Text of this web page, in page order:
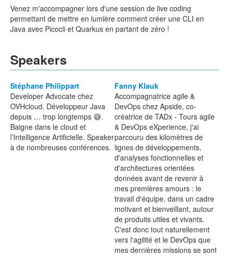
Venez m'accompagner lors d'une session de live coding
permettant de mettre en lumière comment créer une CLI en
Java avec Picocli et Quarkus en partant de zéro !
Speakers
Stéphane Philippart
Developer Advocate chez
OVHcloud. Développeur Java
depuis … trop longtemps 😅.
Baigne dans le cloud et
l’Intelligence Artificielle. Speaker
à de nombreuses conférences.
Fanny Klauk
Accompagnatrice agile &
DevOps chez Apside, co-
créatrice de TADx - Tours agile
& DevOps eXperience, j'ai
parcouru des kilomètres de
lignes de développements,
d'analyses fonctionnelles et
d'architectures orientées
données avant de revenir à
mes premières amours : le
travail d'équipe, dans un cadre
motivant et bienveillant, autour
de produits utiles et vivants.
C'est donc tout naturellement
vers l'agilité et le DevOps que
mes dernières missions se sont